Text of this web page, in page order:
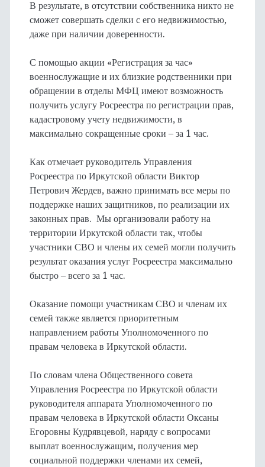
В результате, в отсутствии собственника никто не
сможет совершать сделки с его недвижимостью,
даже при наличии доверенности.
С помощью акции «Регистрация за час»
военнослужащие и их близкие родственники при
обращении в отделы МФЦ имеют возможность
получить услугу Росреестра по регистрации прав,
кадастровому учету недвижимости, в
максимально сокращенные сроки – за 1 час.
Как отмечает руководитель Управления
Росреестра по Иркутской области Виктор
Петрович Жердев, важно принимать все меры по
поддержке наших защитников, по реализации их
законных прав. Мы организовали работу на
территории Иркутской области так, чтобы
участники СВО и члены их семей могли получить
результат оказания услуг Росреестра максимально
быстро – всего за 1 час.
Оказание помощи участникам СВО и членам их
семей также является приоритетным
направлением работы Уполномоченного по
правам человека в Иркутской области.
По словам члена Общественного совета
Управления Росреестра по Иркутской области
руководителя аппарата Уполномоченного по
правам человека в Иркутской области Оксаны
Егоровны Кудрявцевой, наряду с вопросами
выплат военнослужащим, получения мер
социальной поддержки членами их семей,